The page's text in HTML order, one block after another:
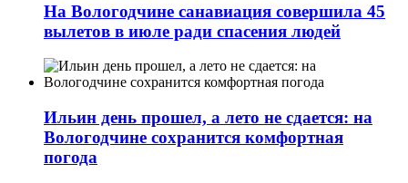
На Вологодчине санавиация совершила 45
вылетов в июле ради спасения людей
Ильин день прошел, а лето не сдается: на
Вологодчине сохранится комфортная
погода